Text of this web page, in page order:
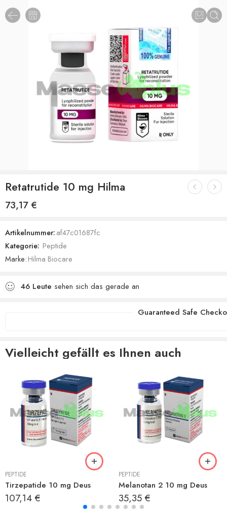
Retatrutide 10 mg Hilma
73,17 €
Artikelnummer:af47c01687fc
Kategorie: Peptide
Marke:Hilma Biocare
46 Leute sehen sich das gerade an
Guaranteed Safe
Vielleicht gefällt es Ihnen auch
PEPTIDE
Tirzepatide 10 mg Deus
107,14 €
PEPTIDE
Melanotan 2 10 mg Deus
35,35 €